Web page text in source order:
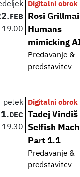
FEB
19.00
Digitalni obrok
Rosi
Humans
mimicking
Predavanje &
predstavitev
petek
DEC
19.30
Digitalni obrok
Tadej Vindiš |
Selfish
Part 1.1
Predavanje &
predstavitev